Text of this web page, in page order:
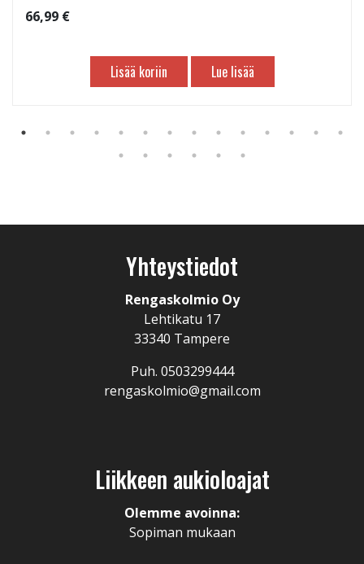
66,99 €
Lisää koriin Lue lisää
Yhteystiedot
Rengaskolmio Oy
Lehtikatu 17
33340 Tampere
Puh. 0503299444
rengaskolmio@gmail.com
Liikkeen aukioloajat
Olemme avoinna:
Sopiman mukaan